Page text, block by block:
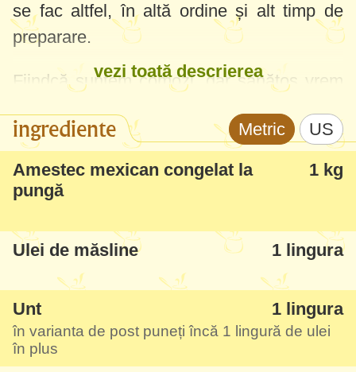
se fac altfel, în altă ordine și alt timp de
preparare.
Fiindcă suntem comozi, dar sănătos vrem
sunt aceste amestecuri congelate la
pungă. Sofiei îi plac foarte mult, este un
întreg ritual la noi cu alesul culorilor, și mă
verde (știți cum "crește" inima mamei când
Metoda este simplă, chiar banală dar poate
totuși cineva nu o cunoaște, și am zis să
vă dau mici detalii cum să le faceți mai
vezi toată descrierea
ingrediente Metric US
Amestec mexican congelat la
pungă
1 kg
Ulei de măsline 1 lingura
Unt 1 lingura
în varianta de post puneți încă 1 lingură de ulei
în plus